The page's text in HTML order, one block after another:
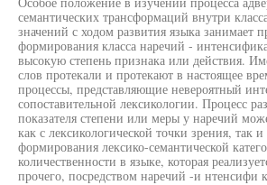
семантических трансформаций внутри
значений с ходом развития языка занимает
формирования класса наречий -
высокую степень признака или действия.
слов протекали и протекают в настоящее
процессы, представляющие невероятный
сопоставительной лексикологии. Процесс
показателя степени или меры у наречий
как с лексикологической точки зрения, так и
формирования лексико-семантической
количественности в языке, которая
прочего, посредством наречий -и нтенсифи